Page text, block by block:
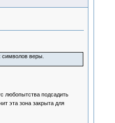
символов веры.
любопытства подсадить
эта зона закрыта для